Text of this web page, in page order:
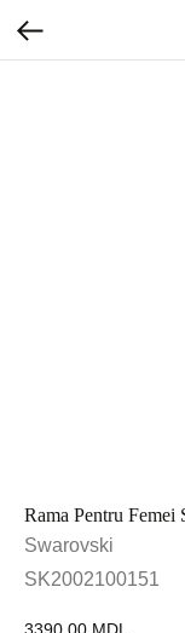
Rama Pentru Femei
Swarovski
SK2002100151